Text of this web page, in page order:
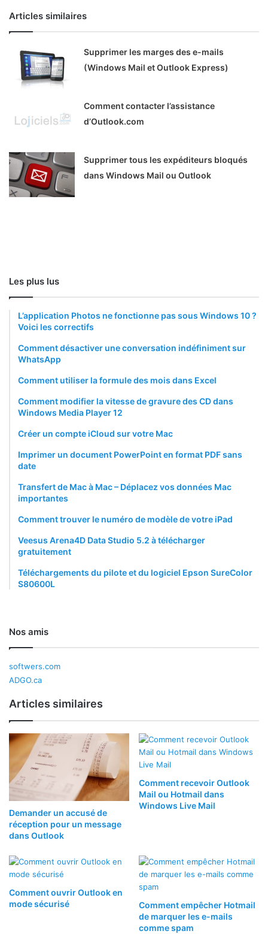
Articles similaires
Supprimer les marges des e-mails
(Windows Mail et Outlook Express)
Comment contacter l’assistance
d’Outlook.com
Supprimer tous les expéditeurs bloqués
dans Windows Mail ou Outlook
Les plus lus
L’application Photos ne fonctionne pas sous Windows 10 ?
Voici les correctifs
Comment désactiver une conversation indéfiniment sur
WhatsApp
Comment utiliser la formule des mois dans Excel
Comment modifier la vitesse de gravure des CD dans
Windows Media Player 12
Créer un compte iCloud sur votre Mac
Imprimer un document PowerPoint en format PDF sans
date
Transfert de Mac à Mac – Déplacez vos données Mac
importantes
Comment trouver le numéro de modèle de votre iPad
Veesus Arena4D Data Studio 5.2 à télécharger
gratuitement
Téléchargements du pilote et du logiciel Epson SureColor
S80600L
Nos amis
softwers.com
ADGO.ca
Articles similaires
Demander un accusé de
réception pour un message
dans Outlook
Comment recevoir Outlook
Mail ou Hotmail dans
Windows Live Mail
Comment ouvrir Outlook en
mode sécurisé
Comment empêcher Hotmail
de marquer les e-mails
comme spam